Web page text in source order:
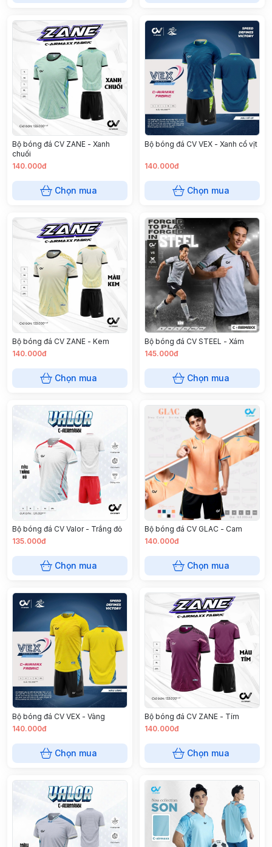
Bộ bóng đá CV ZANE - Xanh
chuối
140.000đ
Chọn mua
Bộ bóng đá CV VEX - Xanh cổ vịt
140.000đ
Chọn mua
Bộ bóng đá CV ZANE - Kem
140.000đ
Chọn mua
Bộ bóng đá CV STEEL - Xám
145.000đ
Chọn mua
Bộ bóng đá CV Valor - Trắng đỏ
135.000đ
Chọn mua
Bộ bóng đá CV GLAC - Cam
140.000đ
Chọn mua
Bộ bóng đá CV VEX - Vàng
140.000đ
Chọn mua
Bộ bóng đá CV ZANE - Tím
140.000đ
Chọn mua